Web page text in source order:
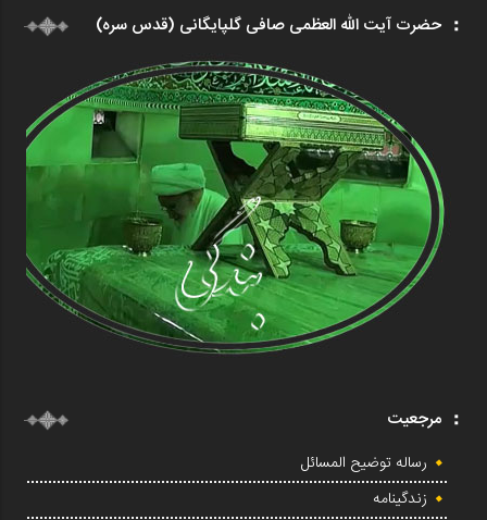
حضرت آیت الله العظمی صافی گلپایگانی (قدس سره)
مرجعیت
رساله توضیح المسائل
زندگینامه